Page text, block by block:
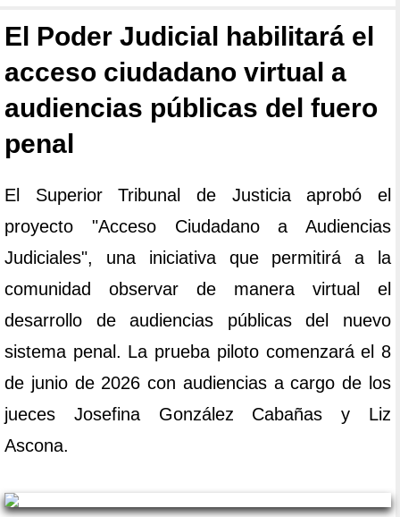
El Poder Judicial habilitará el
acceso ciudadano virtual a
audiencias públicas del fuero
penal
El Superior Tribunal de Justicia aprobó el
proyecto "Acceso Ciudadano a Audiencias
Judiciales", una iniciativa que permitirá a la
comunidad observar de manera virtual el
desarrollo de audiencias públicas del nuevo
sistema penal. La prueba piloto comenzará el 8
de junio de 2026 con audiencias a cargo de los
jueces Josefina González Cabañas y Liz
Ascona.